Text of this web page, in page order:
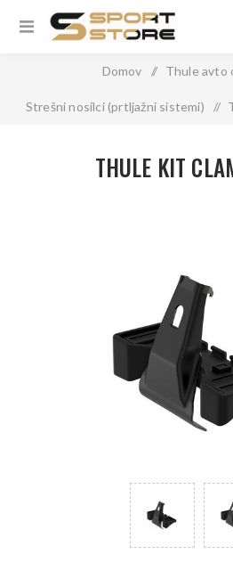
Domov / Thule avto
Strešni nosilci (prtljažni sistemi) /
THULE KIT